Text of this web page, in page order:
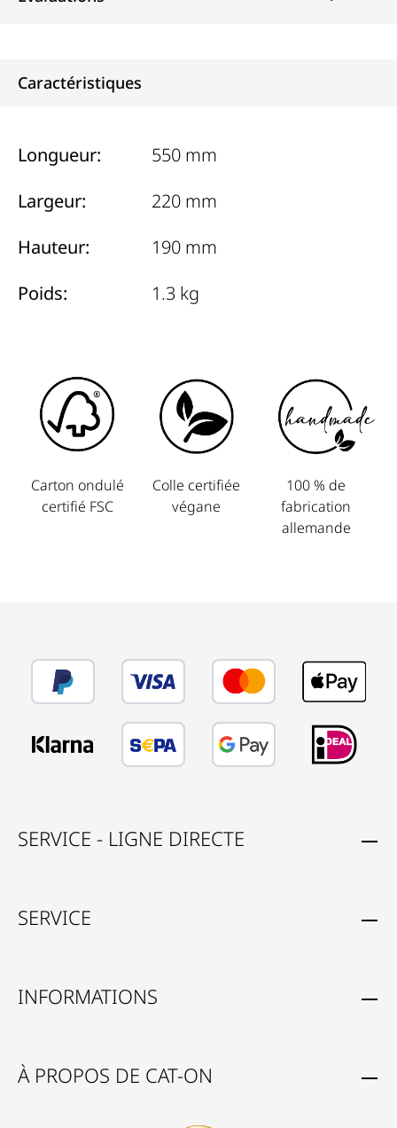
Caractéristiques
Longueur:
550 mm
Largeur:
220 mm
Hauteur:
190 mm
Poids:
1.3 kg
Carton ondulé
certifié FSC
Colle certifiée
végane
100 % de
fabrication
allemande
SERVICE - LIGNE DIRECTE
SERVICE
INFORMATIONS
À PROPOS DE CAT-ON